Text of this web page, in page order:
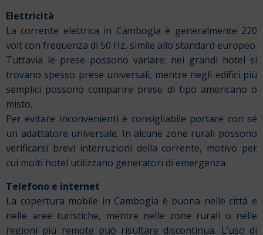
Elettricità
La corrente elettrica in Cambogia è generalmente 220
volt con frequenza di 50 Hz, simile allo standard europeo.
Tuttavia le prese possono variare: nei grandi hotel si
trovano spesso prese universali, mentre negli edifici più
semplici possono comparire prese di tipo americano o
misto.
Per evitare inconvenienti è consigliabile portare con sé
un adattatore universale. In alcune zone rurali possono
verificarsi brevi interruzioni della corrente, motivo per
cui molti hotel utilizzano generatori di emergenza.
Telefono e internet
La copertura mobile in Cambogia è buona nelle città e
nelle aree turistiche, mentre nelle zone rurali o nelle
regioni più remote può risultare discontinua. L’uso di